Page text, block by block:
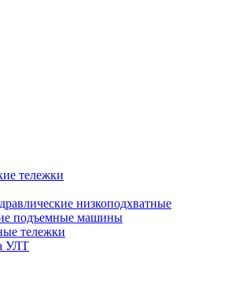
тележки
низкоподхватные
подъемные машины
тележки
УЛТ